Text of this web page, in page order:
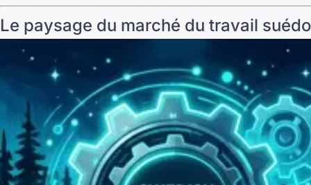
Le paysage du marché du travail